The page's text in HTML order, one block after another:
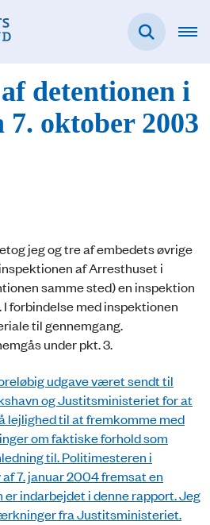
detentionen i
7. oktober 2003
jeg og tre af embedets øvrige
af Arresthuset i
samme sted) en inspektion
forbindelse med inspektionen
til gennemgang.
under pkt. 3.
udgave været sendt til
og Justitsministeriet for at
lejlighed til at fremkomme med
om faktiske forhold som
til. Politimesteren i
7. januar 2004 fremsat en
indarbejdet i denne rapport. Jeg
fra Justitsministeriet.